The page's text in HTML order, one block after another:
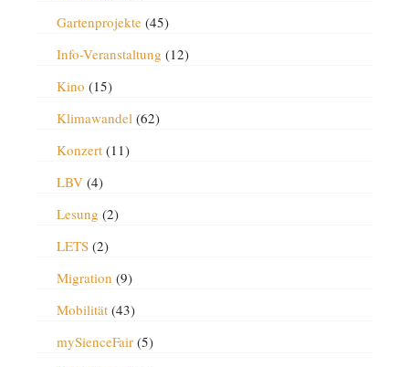
Gartenprojekte(45)
Info-Veranstaltung (12)
Kino (15)
Klimawandel(62)
Konzert(11)
LBV(4)
Lesung (2)
LETS(2)
Migration (9)
Mobilität(43)
mySienceFair(5)